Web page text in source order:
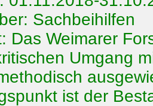
Sachbeihilfen
Das Weimarer
Umgang
ist der